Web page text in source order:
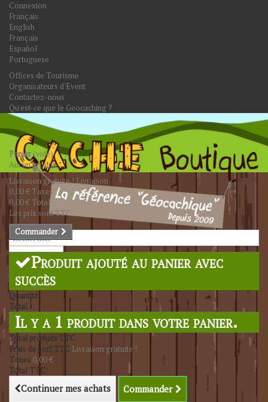
Connexion
Français
English
Français
Español
Portuguese
Offices de Tourisme
Organisateurs d'Event
Contactez-nous
Qu'est-ce que le Geocaching ?
Rechercher
Panier(vide)
Aucun produit
Livraison gratuite !Livraison
0,00 € Taxes
0,00 € Total
Les prix sont TTC
Commander
Produit ajouté au panier avec
succès
Quantité
Total
Il y a 1 produit dans votre panier.
Total produits TTC
Frais de port TTC Livraison gratuite !
Taxes 0,00 €
Total TTC
Continuer mes achats Commander